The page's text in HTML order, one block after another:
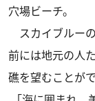
穴場ビーチ。
スカイブルー
前には地元の人
礁を望むことがで